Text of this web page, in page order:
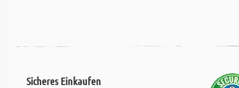
Sicheres Einkaufen